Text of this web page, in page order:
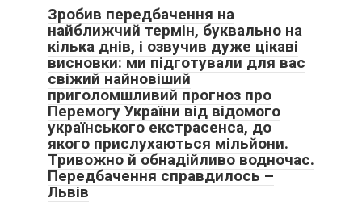
Зробив передбачення на
найближчий термін, буквально на
кілька днів, і озвучив дуже цікаві
висновки: ми підготували для вас
свіжий найновіший
приголомшливий прогноз про
Перемогу України від відомого
українського екстрасенса, до
якого прислухаються мільйони.
Тривожно й обнадійливо водночас.
Передбачення справдилось –
Львів